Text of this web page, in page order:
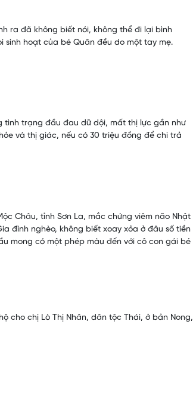
ra đã không biết nói, không thể đi lại bình
sinh hoạt của bé Quân đều do một tay mẹ.
tình trạng đầu đau dữ dội, mất thị lực gần như
và thị giác, nếu có 30 triệu đồng để chi trả
Châu, tỉnh Sơn La, mắc chứng viêm não Nhật
đình nghèo, không biết xoay xỏa ở đâu số tiền
mong có một phép màu đến với cô con gái bé
cho chị Lò Thị Nhân, dân tộc Thái, ở bản Nong,